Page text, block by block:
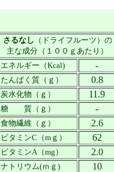
さるなし （ドライフルーツ）の
主な成分（１００ｇあたり）
エネルギー（Kcal)
-
たんぱく質（ｇ） 0.8
炭水化物（ｇ） 11.9
糖 質（ｇ） -
食物繊維（ｇ） 2.6
ビタミンC（mｇ） 62
ビタミンA（mg） 2.0
ナトリウム(ｍｇ) 10